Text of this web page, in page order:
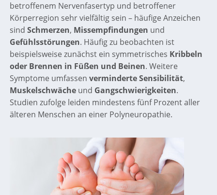
betroffenem Nervenfasertyp und betroffener
Körperregion sehr vielfältig sein – häufige Anzeichen
sind Schmerzen, Missempfindungen und
Gefühlsstörungen. Häufig zu beobachten ist
beispielsweise zunächst ein symmetrisches Kribbeln
oder Brennen in Füßen und Beinen. Weitere
Symptome umfassen verminderte Sensibilität,
Muskelschwäche und Gangschwierigkeiten.
Studien zufolge leiden mindestens fünf Prozent aller
älteren Menschen an einer Polyneuropathie.